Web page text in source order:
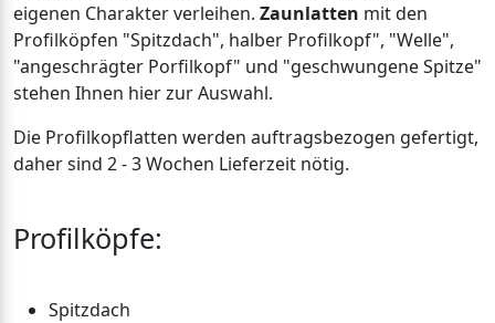
eigenen Charakter verleihen. Zaunlatten mit den
Profilköpfen "Spitzdach", halber Profilkopf", "Welle",
"angeschrägter Porfilkopf" und "geschwungene Spitze"
stehen Ihnen hier zur Auswahl.
Die Profilkopflatten werden auftragsbezogen gefertigt,
daher sind 2 - 3 Wochen Lieferzeit nötig.
Profilköpfe:
Spitzdach